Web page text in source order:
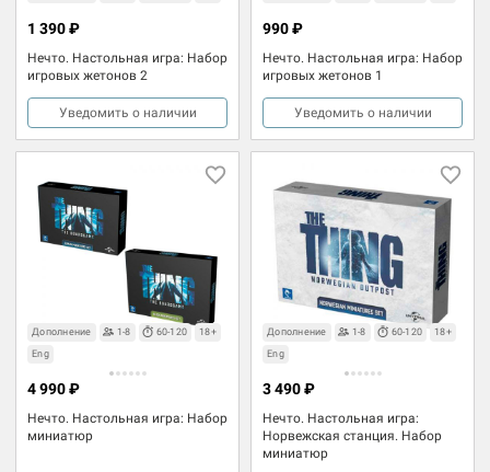
Нечто. Настольная игра: Набор
игровых жетонов 2
1 390 ₽
Уведомить о наличии
Нечто. Настольная игра: Набор
игровых жетонов 1
990 ₽
Уведомить о наличии
Дополнение 1-8 60-120
18+
Eng
Нечто. Настольная игра: Набор
миниатюр
4 990 ₽
Дополнение 1-8 60-120
18+
Eng
Нечто. Настольная игра:
Норвежская станция. Набор
миниатюр
3 490 ₽